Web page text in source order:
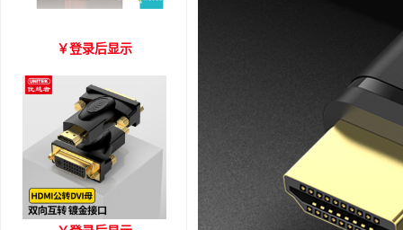
爱琴海 A3000 木质音箱
￥登录后显示